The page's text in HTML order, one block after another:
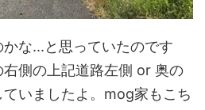
な...と思っていたのです
側の上記道路左側 or 奥の
いましたよ。mog家もこち